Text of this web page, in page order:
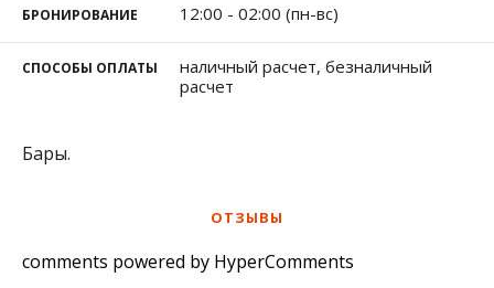
БРОНИРОВАНИЕ 12:00 - 02:00 (пн-вс)
СПОСОБЫ ОПЛАТЫ
наличный расчет, безналичный
расчет
Бары.
ОТЗЫВЫ
comments powered by HyperComments